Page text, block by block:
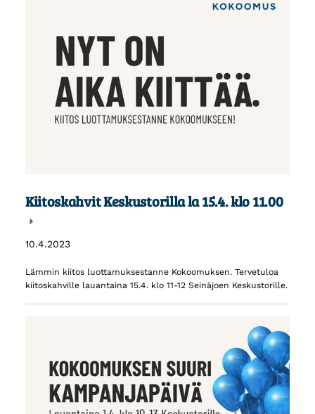
Kiitoskahvit Keskustorilla la 15.4. klo 11.00
10.4.2023
Lämmin kiitos luottamuksestanne Kokoomuksen. Tervetuloa
kiitoskahville lauantaina 15.4. klo 11-12 Seinäjoen Keskustorille.